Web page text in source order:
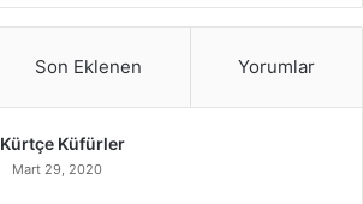
Son Eklenen Yorumlar
Kürtçe Küfürler
Mart 29, 2020